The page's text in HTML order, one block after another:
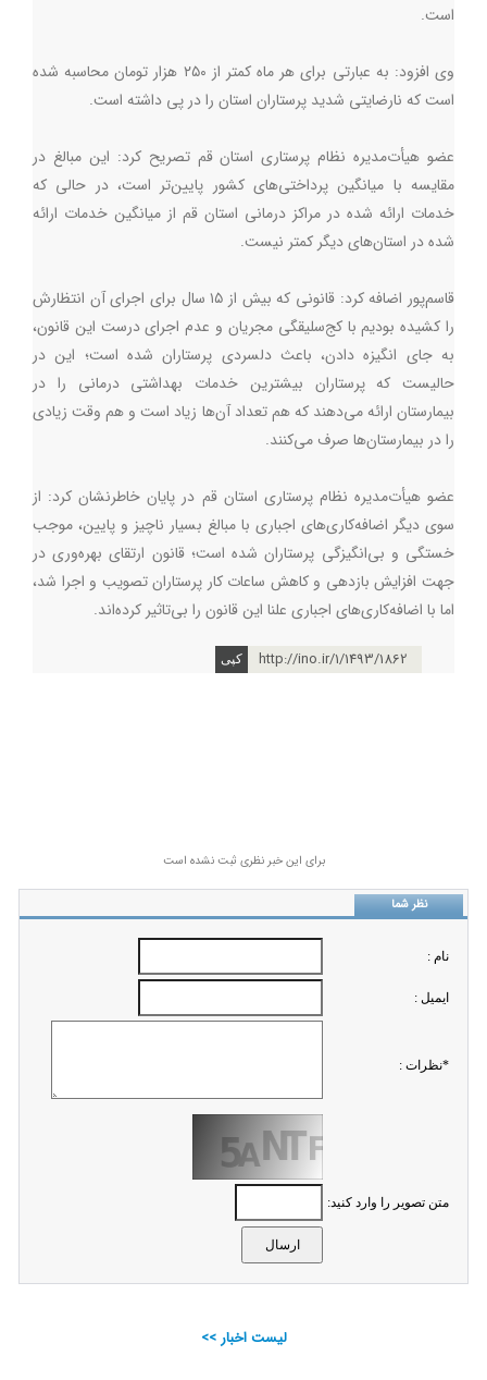
است.
وی افزود: به عبارتی برای هر ماه کمتر از ۲۵۰ هزار تومان محاسبه شده
است که نارضایتی شديد پرستاران استان را در پی داشته است.
عضو هیأت‌مدیره نظام پرستاری استان قم تصریح کرد: اين مبالغ در
مقايسه با ميانگين پرداختی‌های كشور پايين‌تر است، در حالی كه
خدمات ارائه شده در مراكز درمانى استان قم از میانگین خدمات ارائه
شده در استان‌های دیگر کمتر نیست.
قاسم‌پور اضافه کرد: قانونی که بیش از ۱۵ سال برای اجرای آن انتظارش
را کشیده بودیم با کج‌سلیقگی مجریان و عدم اجرای درست این قانون،
به جای انگیزه دادن، باعث دلسردی پرستاران شده است؛ این در
حالیست که پرستاران بیشترین خدمات بهداشتی درمانی را در
بیمارستان ارائه می‌دهند كه هم تعداد آن‌ها زیاد است و هم وقت زیادی
را در بیمارستان‌ها صرف می‌کنند.
عضو هیأت‌مدیره نظام پرستاری استان قم در پایان خاطرنشان کرد: از
سوی دیگر اضافه‌کاری‌های اجباری با مبالغ بسیار ناچیز و پایین، موجب
خستگی و بی‌انگیزگی پرستاران شده است؛ قانون ارتقای بهره‌وری در
جهت افزایش بازدهی و کاهش ساعات کار پرستاران تصویب و اجرا شد،
اما با اضافه‌کاری‌های اجباری علنا این قانون را بی‌تاثیر کرده‌اند.
http://ino.ir/1/1493/1862
برای این خبر نظری ثبت نشده است
نظر شما
نام :
ايميل :
*نظرات :
متن تصویر را وارد کنید:
لیست اخبار >>